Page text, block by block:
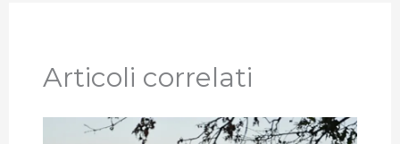
Articoli correlati